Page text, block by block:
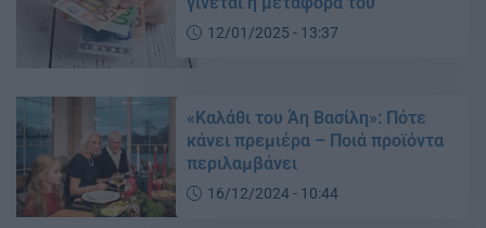
12/01/2025 - 13:37
«Καλάθι του Άη Βασίλη»: Πότε
κάνει πρεμιέρα – Ποιά προϊόντα
περιλαμβάνει
16/12/2024 - 10:44